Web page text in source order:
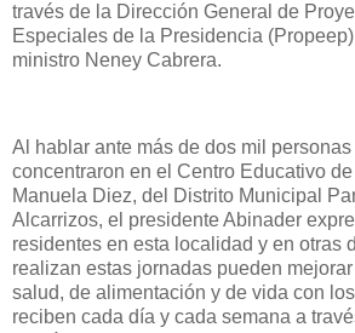
través de la Dirección General de
Especiales de la Presidencia
ministro Neney Cabrera.
Al hablar ante más de dos mil
concentraron en el Centro Educativo
Manuela Diez, del Distrito Municipal
Alcarrizos, el presidente Abinader
residentes en esta localidad y en otras
realizan estas jornadas pueden
salud, de alimentación y de vida con
reciben cada día y cada semana a